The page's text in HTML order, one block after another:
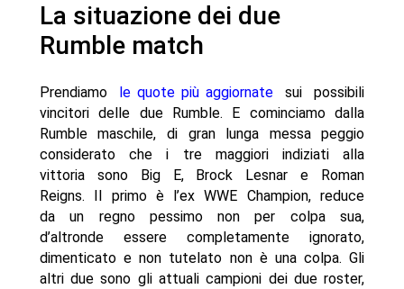
La situazione dei due
Rumble match
Prendiamo le quote più aggiornatesui possibili
vincitori delle due Rumble. E cominciamo dalla
Rumble maschile, di gran lunga messa peggio
considerato che i tre maggiori indiziati alla
vittoria sono Big E, Brock Lesnar e Roman
Reigns. Il primo è l’ex WWE Champion, reduce
da un regno pessimo non per colpa sua,
d’altronde essere completamente ignorato,
dimenticato e non tutelato non è una colpa. Gli
altri due sono gli attuali campioni dei due roster,